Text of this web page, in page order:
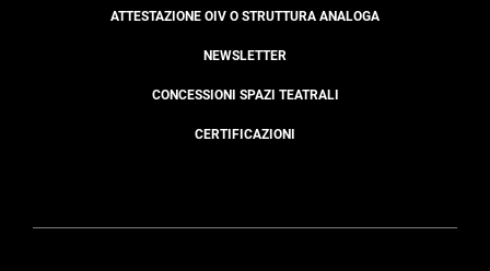
ATTESTAZIONE OIV O STRUTTURA ANALOGA
NEWSLETTER
CONCESSIONI SPAZI TEATRALI
CERTIFICAZIONI